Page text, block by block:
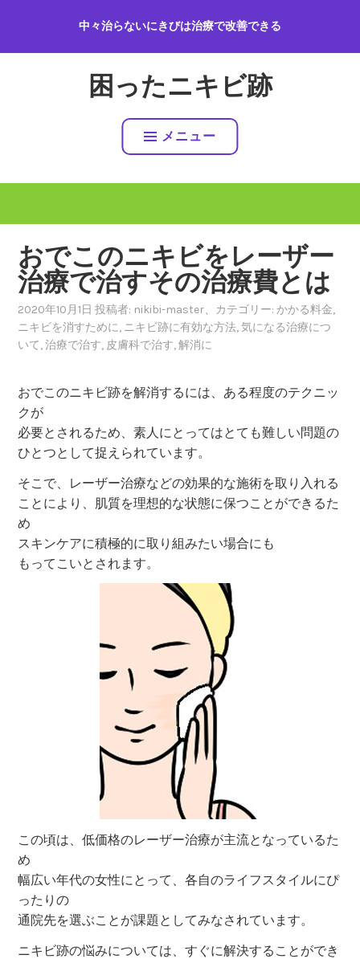
テ
中々治らないにきびは治療で改善できる
困ったニキビ跡
メニュー
おでこのニキビをレーザー
治療で治すその治療費とは
2020年10月1日 投稿者: nikibi-master、カテゴリー:かかる料金,
ニキビを消すために, ニキビ跡に有効な方法,気になる治療につ
いて,治療で治す, 皮膚科で治す,解消に
おでこのニキビ跡を解消するには、ある程度のテクニッ
クが
必要とされるため、素人にとってはとても難しい問題の
ひとつとして捉えられています。
そこで、レーザー治療などの効果的な施術を取り入れる
ことにより、肌質を理想的な状態に保つことができるた
め
スキンケアに積極的に取り組みたい場合にも
もってこいとされます。
この頃は、低価格のレーザー治療が主流となっているた
め
幅広い年代の女性にとって、各自のライフスタイルにぴ
ったりの
通院先を選ぶことが課題としてみなされています。
ニキビ跡の悩みについては、すぐに解決することができ